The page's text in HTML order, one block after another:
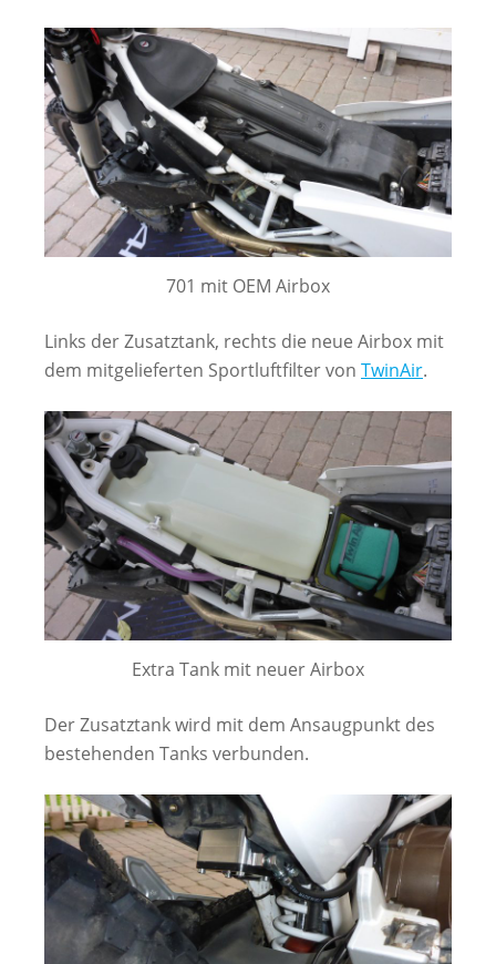
701 mit OEM Airbox
Links der Zusatztank, rechts die neue Airbox mit
dem mitgelieferten Sportluftfilter von TwinAir.
Extra Tank mit neuer Airbox
Der Zusatztank wird mit dem Ansaugpunkt des
bestehenden Tanks verbunden.